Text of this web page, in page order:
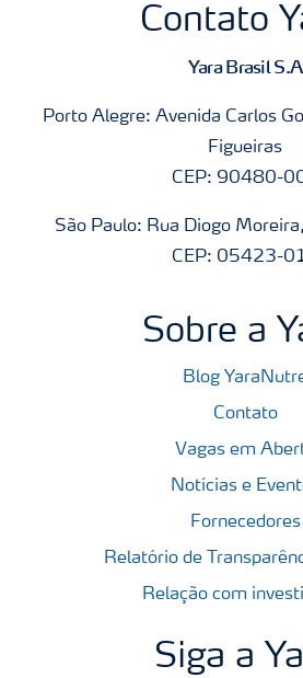
Contato
Yara Brasil S.A
Porto Alegre: Avenida Carlos
Figueiras
CEP: 90480-
São Paulo: Rua Diogo
CEP: 05423-
Sobre a
Blog
Contato
Vagas em
Notícias e
Fornecedores
Relatório de
Relação com
Siga a